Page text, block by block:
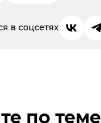
в соцсетях
по теме